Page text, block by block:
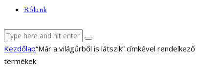
Rólunk
facebook-
1
youtube-
1
email
Kezdőlap“Már a világűrből is látszik” címkével rendelkező
termékek